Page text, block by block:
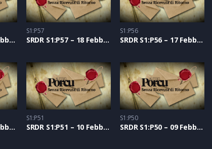
SRDR S1:P58 – 19 Febbraio 2021
S1:P57
SRDR S1:P57 – 18 Febbraio 2021
S1:P56
SRDR S1:P56 – 17 Febbraio 2021
SRDR S1:P52 – 11 Febbraio 2021
S1:P51
SRDR S1:P51 – 10 Febbraio 2021
S1:P50
SRDR S1:P50 – 09 Febbraio 2021